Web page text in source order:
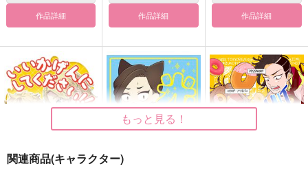
作品詳細 作品詳細 作品詳細
もっと見る！
関連商品(キャラクター)